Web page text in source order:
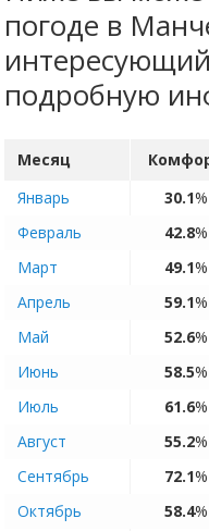
погоде в
подробную
Месяц
Январь
30.1%
Февраль
42.8%
Март
49.1%
Апрель
59.1%
Май
52.6%
Июнь
58.5%
Июль
61.6%
Август
55.2%
Сентябрь
72.1%
Октябрь
58.4%